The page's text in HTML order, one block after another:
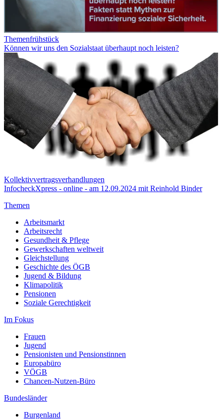
Themenfrühstück
Können wir uns den Sozialstaat überhaupt noch leisten?
Kollektivvertragsverhandlungen
InfocheckXpress - online - am 12.09.2024 mit Reinhold Binder
Themen
Arbeitsmarkt
Arbeitsrecht
Gesundheit & Pflege
Gewerkschaften weltweit
Gleichstellung
Geschichte des ÖGB
Jugend & Bildung
Klimapolitik
Pensionen
Soziale Gerechtigkeit
Im Fokus
Frauen
Jugend
Pensionisten und Pensionstinnen
Europabüro
VÖGB
Chancen-Nutzen-Büro
Bundesländer
Burgenland